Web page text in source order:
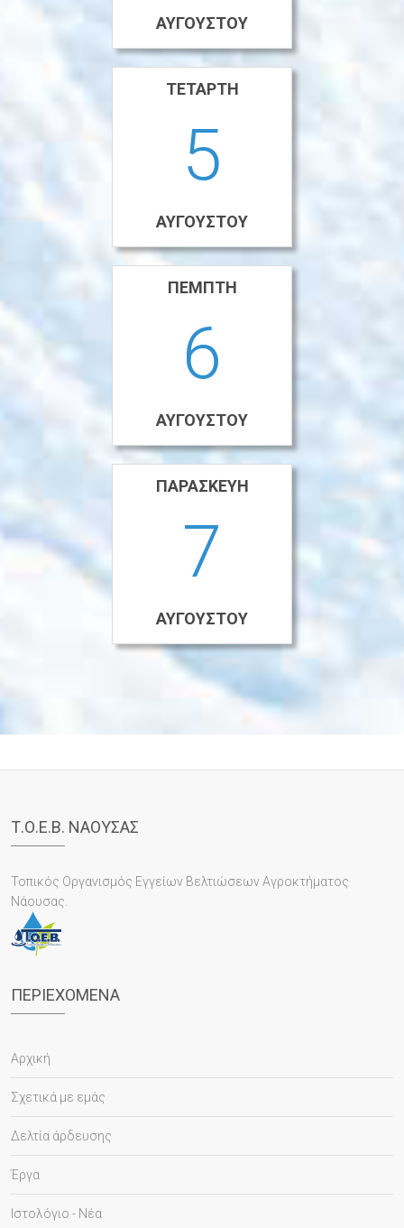
ΑΥΓΟΎΣΤΟΥ
ΤΕΤΆΡΤΗ
5
ΑΥΓΟΎΣΤΟΥ
ΠΈΜΠΤΗ
6
ΑΥΓΟΎΣΤΟΥ
ΠΑΡΑΣΚΕΥΉ
7
ΑΥΓΟΎΣΤΟΥ
Τ.Ο.Ε.Β. ΝΑΟΥΣΑΣ
Τοπικός Οργανισμός Εγγείων Βελτιώσεων Αγροκτήματος
Νάουσας.
ΠΕΡΙΕΧΌΜΕΝΑ
Αρχική
Σχετικά με εμάς
Δελτία άρδευσης
Έργα
Ιστολόγιο - Νέα